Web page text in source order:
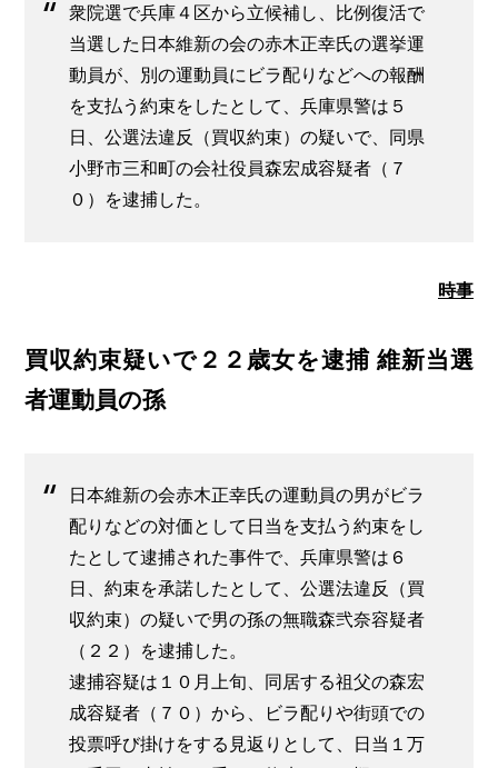
衆院選で兵庫４区から立候補し、比例復活で
当選した日本維新の会の赤木正幸氏の選挙運
動員が、別の運動員にビラ配りなどへの報酬
を支払う約束をしたとして、兵庫県警は５
日、公選法違反（買収約束）の疑いで、同県
小野市三和町の会社役員森宏成容疑者（７
０）を逮捕した。
時事
買収約束疑いで２２歳女を逮捕 維新当選
者運動員の孫
日本維新の会赤木正幸氏の運動員の男がビラ
配りなどの対価として日当を支払う約束をし
たとして逮捕された事件で、兵庫県警は６
日、約束を承諾したとして、公選法違反（買
収約束）の疑いで男の孫の無職森弐奈容疑者
（２２）を逮捕した。
逮捕容疑は１０月上旬、同居する祖父の森宏
成容疑者（７０）から、ビラ配りや街頭での
投票呼び掛けをする見返りとして、日当１万